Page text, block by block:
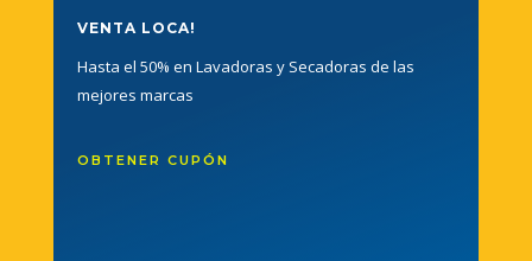
VENTA LOCA!
Hasta el 50% en Lavadoras y Secadoras de las
mejores marcas
OBTENER CUPÓN